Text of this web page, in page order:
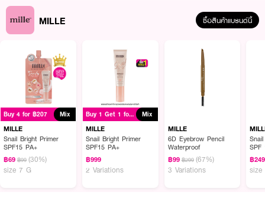
How To Use :
แตะแป้งพัฟแล้วกดเบา ๆ ทั่วใบหน้าเพื่อผิวเนียนสวยทันที
MILLE ซื้อสินค้าแบรนด์นี้
Buy 4 for ฿207 Mix
MILLE
Snail Bright Primer
SPF15 PA+
฿69 ฿99 (30%)
size 7 G
Buy 1 Get 1 for ฿999 Mix
MILLE
Snail Bright Primer
SPF15 PA+
฿999
2 Variations
MILLE
6D Eyebrow Pencil
Waterproof
฿99 ฿299 (67%)
3 Variations
SPF
฿249
size